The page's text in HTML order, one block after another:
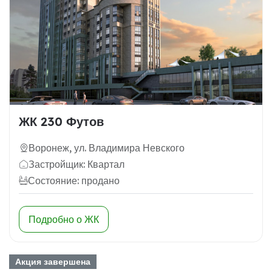
ЖК 230 Футов
Воронеж, ул. Владимира Невского
Застройщик: Квартал
Состояние: продано
Подробно о ЖК
Акция завершена